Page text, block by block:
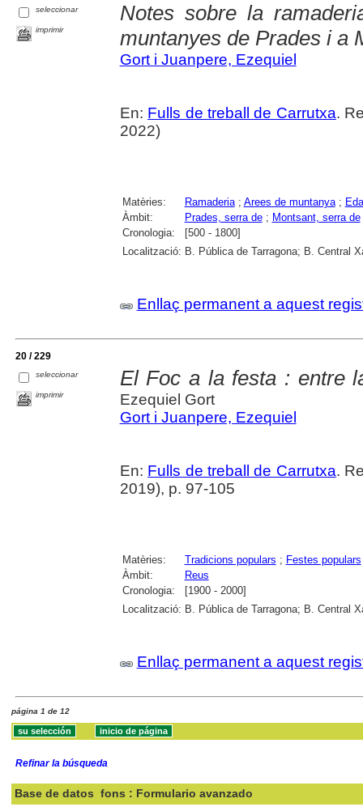
seleccionar
imprimir
Notes sobre la
muntanyes de Prades i a
Gort i Juanpere, Ezequiel
En: Fulls de treball de Carrutxa.
2022)
Matèries: Ramaderia; Arees de muntanya;
Àmbit:
Prades, serra de; Montsant, serra de
Cronologia:
[500 - 1800]
Localització: B. Pública de Tarragona; B. Central
Enllaç permanent a aquest
20 / 229
seleccionar
imprimir
El Foc a la festa : entre
Ezequiel Gort
Gort i Juanpere, Ezequiel
En: Fulls de treball de Carrutxa.
2019), p. 97-105
Matèries: Tradicions populars ; Festes populars
Àmbit:
Reus
Cronologia:
[1900 - 2000]
Localització: B. Pública de Tarragona; B. Central
Enllaç permanent a aquest
página 1 de 12
Refinar la búsqueda
Base de datos fons : Formulario avanzado